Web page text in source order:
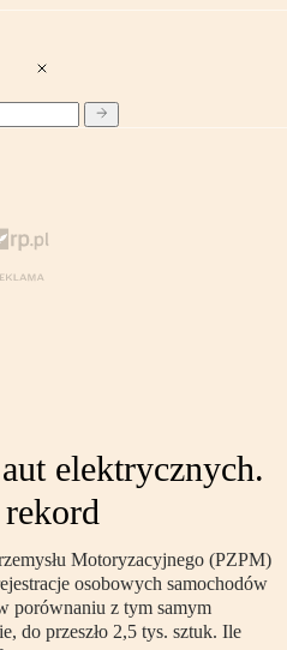
elektrycznych.
Motoryzacyjnego (PZPM)
osobowych samochodów
porównaniu z tym samym
do przeszło 2,5 tys. sztuk. Ile